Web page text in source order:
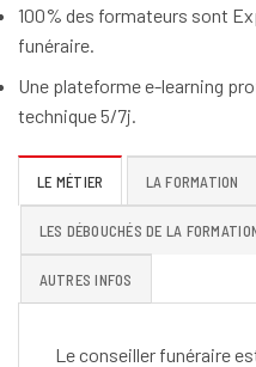
100% des formateurs sont
funéraire.
Une plateforme e-learning
technique 5/7j.
LE MÉTIER LA FORMATION
LES DÉBOUCHÉS DE LA
AUTRES INFOS
Le conseiller funéraire